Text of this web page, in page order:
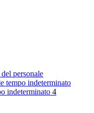
personale
tempo indeterminato
indeterminato 4